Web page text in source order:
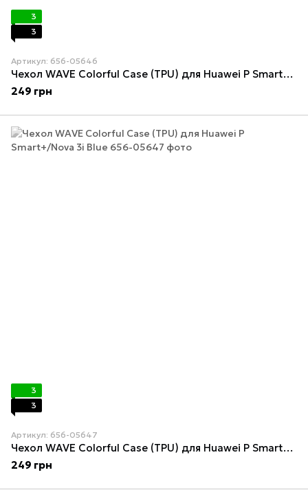
3
3
Артикул: 656-05646
Чехол WAVE Colorful Case (TPU) для Huawei P Smart+/Nova 3i Yellow
249 грн
3
3
Артикул: 656-05647
Чехол WAVE Colorful Case (TPU) для Huawei P Smart+/Nova 3i Blue
249 грн